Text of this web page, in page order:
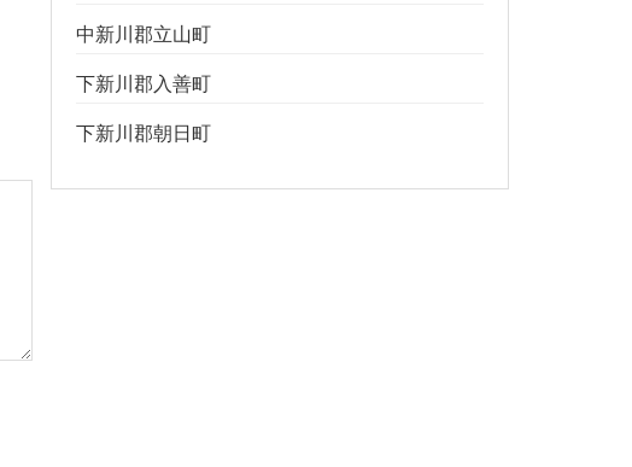
中新川郡立山町
下新川郡入善町
下新川郡朝日町